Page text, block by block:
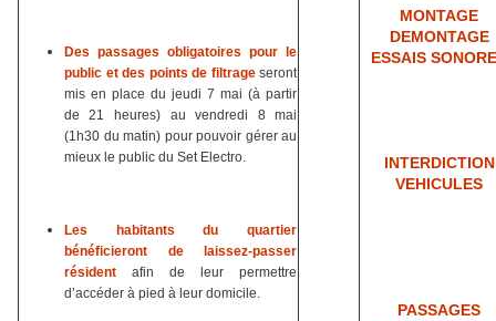
Des passages obligatoires pour le
public et des points de filtrageseront
mis en place du jeudi 7 mai (à partir
de 21 heures)
au vendredi 8 mai
(1h30 du matin) pour pouvoir gérer au
mieux le public du Set Electro.
Les habitants du quartier
bénéficieront de laissez-passer
résident afin de leur permettre
d’accéder à pied à leur domicile.
MONTAGE
DEMONTAGE
ESSAIS
INTERDICTION
VEHICULES
PASSAGES